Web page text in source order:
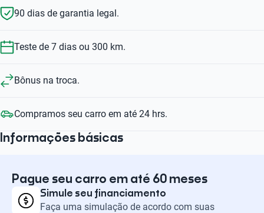
90 dias de garantia legal.
Teste de 7 dias ou 300 km.
Bônus na troca.
Compramos seu carro em até 24 hrs.
Informações básicas
Pague seu carro em até 60 meses
Simule seu financiamento
Faça uma simulação de acordo com suas